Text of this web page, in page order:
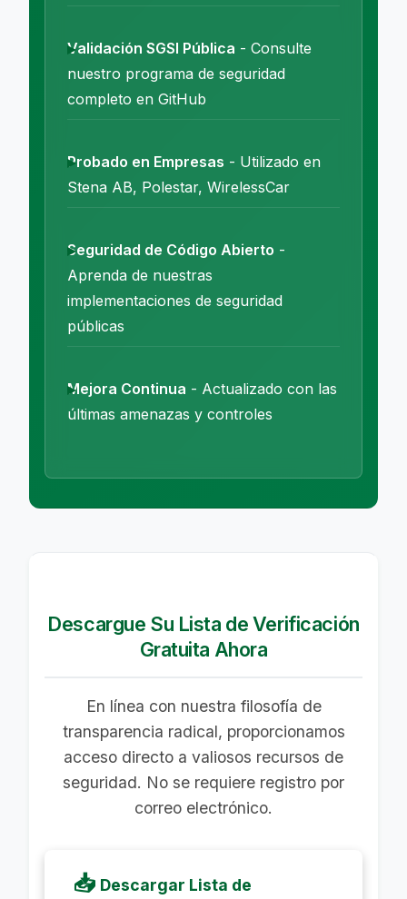
Validación SGSI Pública - Consulte
nuestro programa de seguridad
completo en GitHub
Probado en Empresas - Utilizado en
Stena AB, Polestar, WirelessCar
Seguridad de Código Abierto -
Aprenda de nuestras
implementaciones de seguridad
públicas
Mejora Continua - Actualizado con las
últimas amenazas y controles
Descargue Su Lista de Verificación
Gratuita Ahora
En línea con nuestra filosofía de
transparencia radical, proporcionamos
acceso directo a valiosos recursos de
seguridad. No se requiere registro por
correo electrónico.
📥 Descargar Lista de